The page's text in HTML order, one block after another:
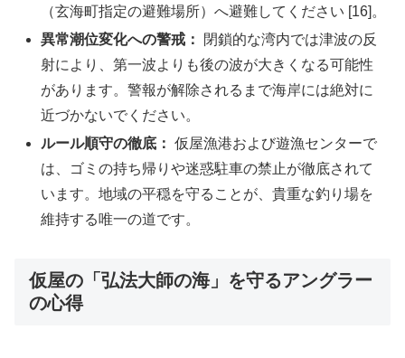
（玄海町指定の避難場所）へ避難してください [16]。
異常潮位変化への警戒：
閉鎖的な湾内では津波の反
射により、第一波よりも後の波が大きくなる可能性
があります。警報が解除されるまで海岸には絶対に
近づかないでください。
ルール順守の徹底： 仮屋漁港および遊漁センターで
は、ゴミの持ち帰りや迷惑駐車の禁止が徹底されて
います。地域の平穏を守ることが、貴重な釣り場を
維持する唯一の道です。
仮屋の「弘法大師の海」を守るアングラー
の心得